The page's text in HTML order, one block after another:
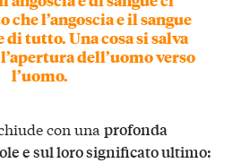
che l’angoscia e il sangue
di tutto. Una cosa si salva
dell’uomo verso
l’uomo.
con una profonda
e sul loro significato ultimo: